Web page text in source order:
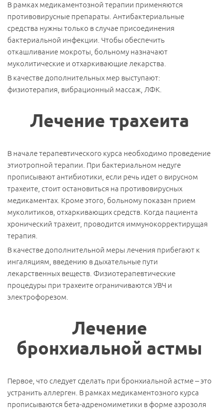
В рамках медикаментозной терапии применяются
противовирусные препараты. Антибактериальные
средства нужны только в случае присоединения
бактериальной инфекции. Чтобы обеспечить
откашливание мокроты, больному назначают
муколитические и отхаркивающие лекарства.
В качестве дополнительных мер выступают:
физиотерапия, вибрационный массаж, ЛФК.
Лечение трахеита
В начале терапевтического курса необходимо проведение
этиотропной терапии. При бактериальном недуге
прописывают антибиотики, если речь идет о вирусном
трахеите, стоит остановиться на противовирусных
медикаментах. Кроме этого, больному показан прием
муколитиков, отхаркивающих средств. Когда пациента
хронический трахеит, проводится иммунокорректирущая
терапия.
В качестве дополнительной меры лечения прибегают к
ингаляциям, введению в дыхательные пути
лекарственных веществ. Физиотерапевтические
процедуры при трахеите ограничиваются УВЧ и
электрофорезом.
Лечение
бронхиальной астмы
Первое, что следует сделать при бронхиальной астме – это
устранить аллерген. В рамках медикаментозного курса
прописываются бета-адреномиметики в форме аэрозоля